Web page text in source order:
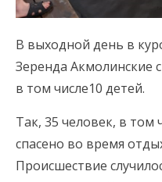
В выходной день в
Зеренда Акмолинские
в том числе10 детей.
Так, 35 человек, в том
спасено во время
Происшествие